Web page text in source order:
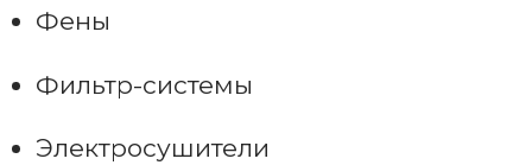
Фены
Фильтр-системы
Электросушители